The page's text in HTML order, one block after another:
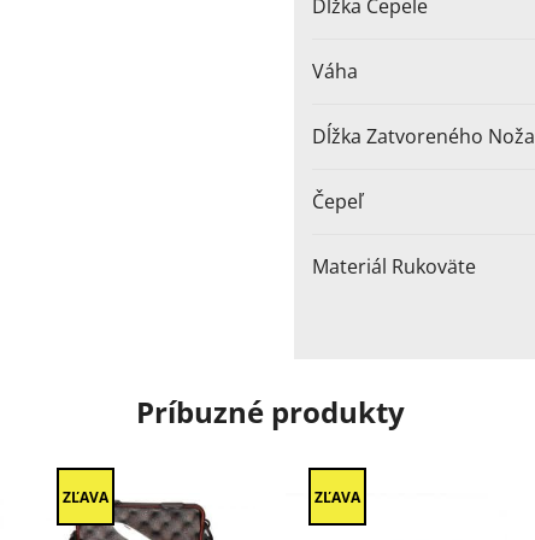
Dĺžka Čepele
Váha
Dĺžka Zatvoreného Noža
Čepeľ
Materiál Rukoväte
Príbuzné produkty
ZĽAVA ZĽAVA